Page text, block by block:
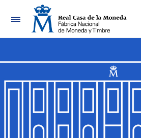
Navigation
Show/Hide
Show/Hide